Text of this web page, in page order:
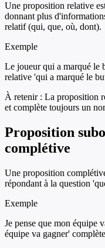
Une proposition relative
donnant plus
relatif (qui, que, où, dont).
Exemple
Le joueur qui a marqué le
relative 'qui a marqué le
À retenir : La proposition
et complète toujours un
Proposition
complétive
Une proposition
répondant à la question
Exemple
Je pense que mon équipe
équipe va gagner'